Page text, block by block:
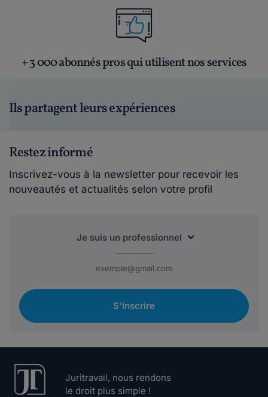
+ 3 000 abonnés pros qui utilisent nos services
Ils partagent leurs expériences
Restez informé
Inscrivez-vous à la newsletter pour recevoir les
nouveautés et actualités selon votre profil
S'inscrire
Juritravail, nous rendons
le droit plus simple !